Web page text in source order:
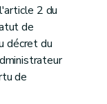
2 du
de
décret du
de